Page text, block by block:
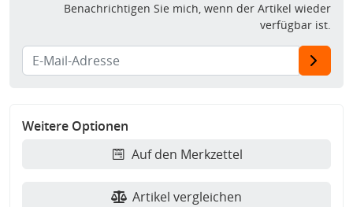
Benachrichtigen Sie mich, wenn der Artikel wieder
verfügbar ist.
Weitere Optionen
Auf den Merkzettel
Artikel vergleichen